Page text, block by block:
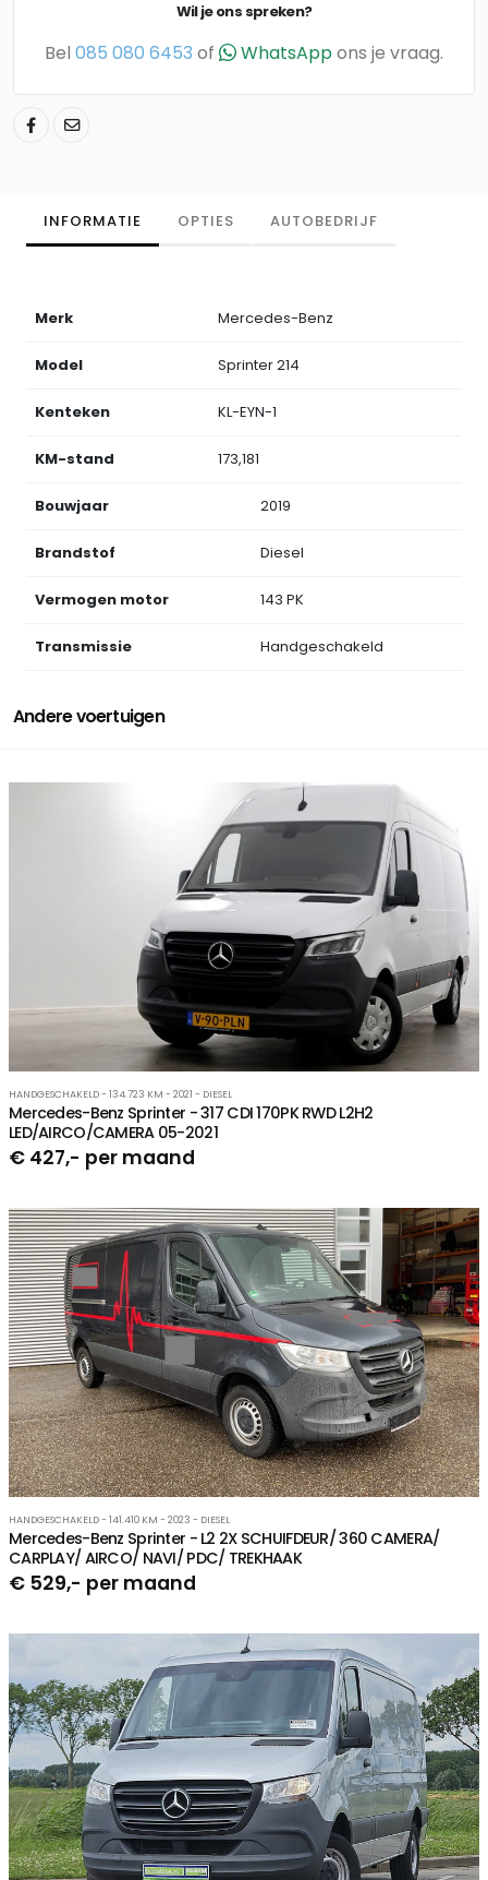
Wil je ons spreken?
Bel 085 080 6453 of WhatsAppons je vraag.
INFORMATIE OPTIES AUTOBEDRIJF
Merk Mercedes-Benz
Model Sprinter 214
Kenteken KL-EYN-1
KM-stand 173,181
Bouwjaar 2019
Brandstof Diesel
Vermogen motor 143 PK
Transmissie Handgeschakeld
Andere voertuigen
HANDGESCHAKELD - 134.723 KM - 2021 - DIESEL
Mercedes-Benz Sprinter - 317 CDI 170PK RWD L2H2
LED/AIRCO/CAMERA 05-2021
€ 427,- per maand
HANDGESCHAKELD - 141.410 KM - 2023 - DIESEL
Mercedes-Benz Sprinter - L2 2X SCHUIFDEUR/ 360 CAMERA/
CARPLAY/ AIRCO/ NAVI/ PDC/ TREKHAAK
€ 529,- per maand